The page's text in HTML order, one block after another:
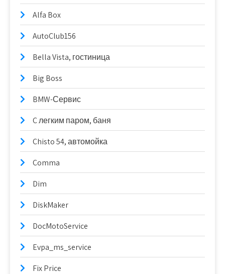
Alfa Box
AutoClub156
Bella Vista, гостиница
Big Boss
BMW-Сервис
C легким паром, баня
Chisto 54, автомойка
Comma
Dim
DiskMaker
DocMotoService
Evpa_ms_service
Fix Price